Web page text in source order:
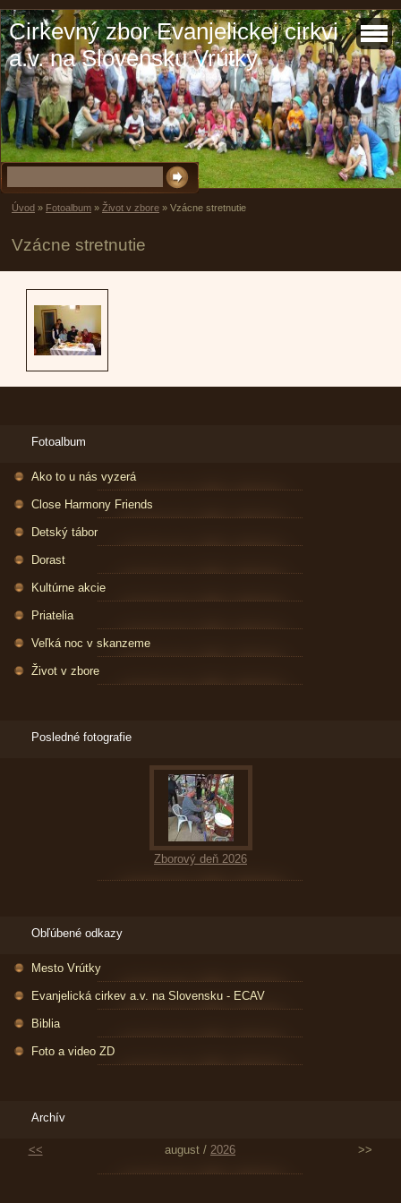
Cirkevný zbor Evanjelickej cirkvi
a.v. na Slovensku Vrútky
Úvod » Fotoalbum » Život v zbore » Vzácne stretnutie
Vzácne stretnutie
Fotoalbum
Ako to u nás vyzerá
Close Harmony Friends
Detský tábor
Dorast
Kultúrne akcie
Priatelia
Veľká noc v skanzeme
Život v zbore
Posledné fotografie
Zborový deň 2026
Obľúbené odkazy
Mesto Vrútky
Evanjelická cirkev a.v. na Slovensku - ECAV
Biblia
Foto a video ZD
Archív
<< august / 2026 >>